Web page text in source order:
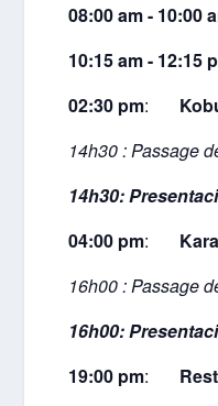
08:00 am - 10:00
10:15 am - 12:15
02:30 pm:
14h30 : Passage
14h30:P
04:00 pm:
16h00 : Passage
16h00:
19:00 pm: